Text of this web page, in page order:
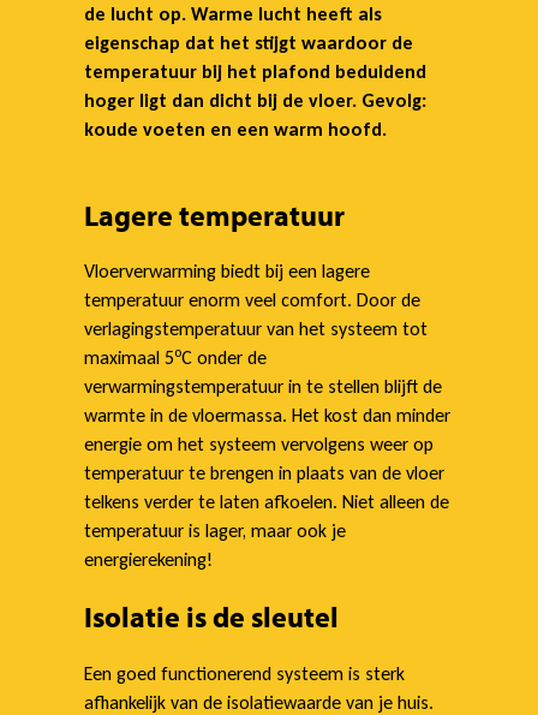
de lucht op. Warme lucht heeft als
eigenschap dat het stijgt waardoor de
temperatuur bij het plafond beduidend
hoger ligt dan dicht bij de vloer. Gevolg:
koude voeten en een warm hoofd.
Lagere temperatuur
Vloerverwarming biedt bij een lagere
temperatuur enorm veel comfort. Door de
verlagingstemperatuur van het systeem tot
maximaal 5oC onder de
verwarmingstemperatuur in te stellen blijft de
warmte in de vloermassa. Het kost dan minder
energie om het systeem vervolgens weer op
temperatuur te brengen in plaats van de vloer
telkens verder te laten afkoelen. Niet alleen de
temperatuur is lager, maar ook je
energierekening!
Isolatie is de sleutel
Een goed functionerend systeem is sterk
afhankelijk van de isolatiewaarde van je huis.